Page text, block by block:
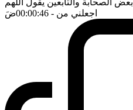
الصحابة والتابعين يقول اللهم
اجعلني من - 00:00:46 ضَ